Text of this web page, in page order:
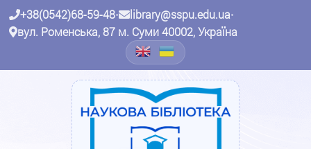
+38(0542)68-59-48• library@sspu.edu.ua•
вул. Роменська, 87 м. Суми 40002, Україна